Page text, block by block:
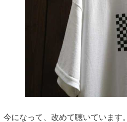
今になって、改めて聴いています。